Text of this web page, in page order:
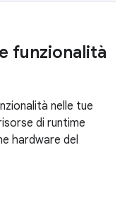
funzionalità
nelle tue
di runtime
hardware del